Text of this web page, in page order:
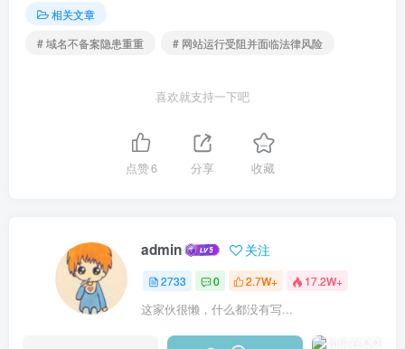
相关文章
# 域名不备案隐患重重
# 网站运行受阻并面临法律风险
喜欢就支持一下吧
点赞6 分享 收藏
admin 关注
2733 0 2.7W+ 17.2W+
这家伙很懒，什么都没有写...